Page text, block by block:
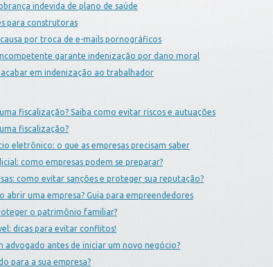
indevida de plano de saúde
para construtoras
por troca de e-mails pornográficos
garante indenização por dano moral
em indenização ao trabalhador
fiscalização? Saiba como evitar riscos e autuações
fiscalização?
eletrônico: o que as empresas precisam saber
como empresas podem se preparar?
como evitar sanções e proteger sua reputação?
abrir uma empresa? Guia para empreendedores
o patrimônio familiar?
dicas para evitar conflitos!
antes de iniciar um novo negócio?
para a sua empresa?